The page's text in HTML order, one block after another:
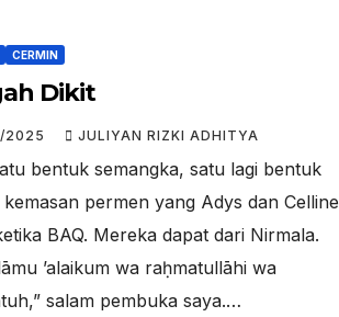
CERMIN
Dikit
2025 JULIYAN RIZKI ADHITYA
bentuk semangka, satu lagi bentuk
kemasan permen yang Adys dan Celline
BAQ. Mereka dapat dari Nirmala.
’alaikum wa raḥmatullāhi wa
salam pembuka saya.…